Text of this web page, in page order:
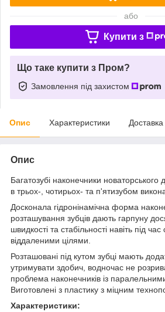
або
Купити з
Що таке купити з Пром?
Замовлення під захистом
Опис Характеристики Доставка
Опис
Багатозубі наконечники новаторського
в трьох-, чотирьох- та п'ятизубом
Досконала гідронінамічна форма
розташування зубців дають гарпуну
швидкості та стабільності навіть під час
віддаленими цілями.
Розташовані під кутом зубці мають
утримувати здобич, водночас не
проблема наконечників із
Виготовлені з пластику з міцним
Характеристики: